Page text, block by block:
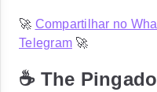
🚀 Compartilhar no
Telegram 🚀
☕️ The